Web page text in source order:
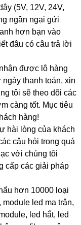
(5V, 12V, 24V,
ngần ngại gửi
hơn bạn vào
đâu có câu trả lời
được lô hàng
thanh toán, xin
tôi sẽ theo dõi các
càng tốt. Mục tiêu
hàng!
hài lòng của khách
câu hỏi trong quá
với chúng tôi
cấp các giải pháp
hơn 10000 loại
led ma trận,
led hắt, led